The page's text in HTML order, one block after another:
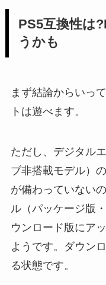
PS5互換性は
うかも
まず結論からいっ
トは遊べます。
ただし、デジタル
ブ非搭載モデル）
が備わっていない
ル（パッケージ版
ウンロード版にア
ようです。ダウン
る状態です。